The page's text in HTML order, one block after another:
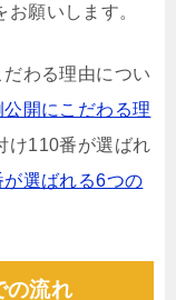
願いします。
わる理由につい
開にこだわる理
け110番が選ばれ
選ばれる6つの
の流れ